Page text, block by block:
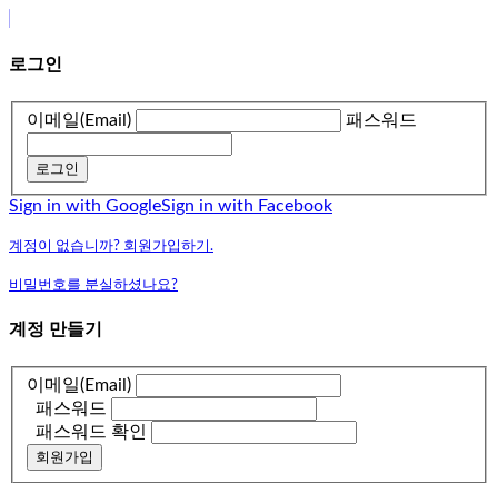
로그인
이메일(Email) 패스워드
로그인
Sign in with GoogleSign in with Facebook
계정이 없습니까? 회원가입하기.
비밀번호를 분실하셨나요?
계정 만들기
이메일(Email)
패스워드
패스워드 확인
회원가입